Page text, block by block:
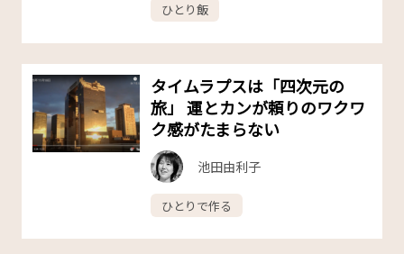
ひとり飯
タイムラプスは「四次元の
旅」 運とカンが頼りのワクワ
ク感がたまらない
池田由利子
ひとりで作る